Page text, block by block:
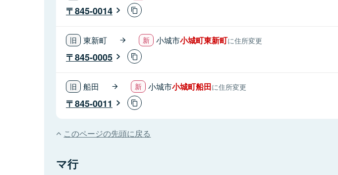
845-0014
東新町 小城市小城町東新町に住所変更
845-0005
船田 小城市小城町船田に住所変更
845-0011
このページの先頭に戻る
マ行